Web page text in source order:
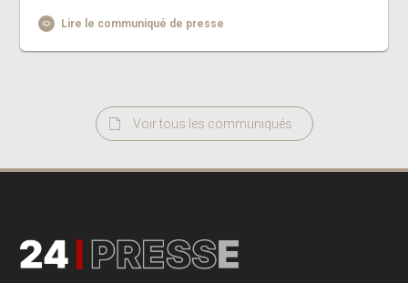
Lire le communiqué de presse
Voir tous les communiqués